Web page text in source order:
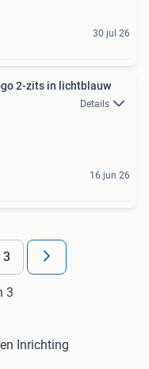
30 jul 26
2-zits in lichtblauw
Details
16 jun 26
3
3
Inrichting